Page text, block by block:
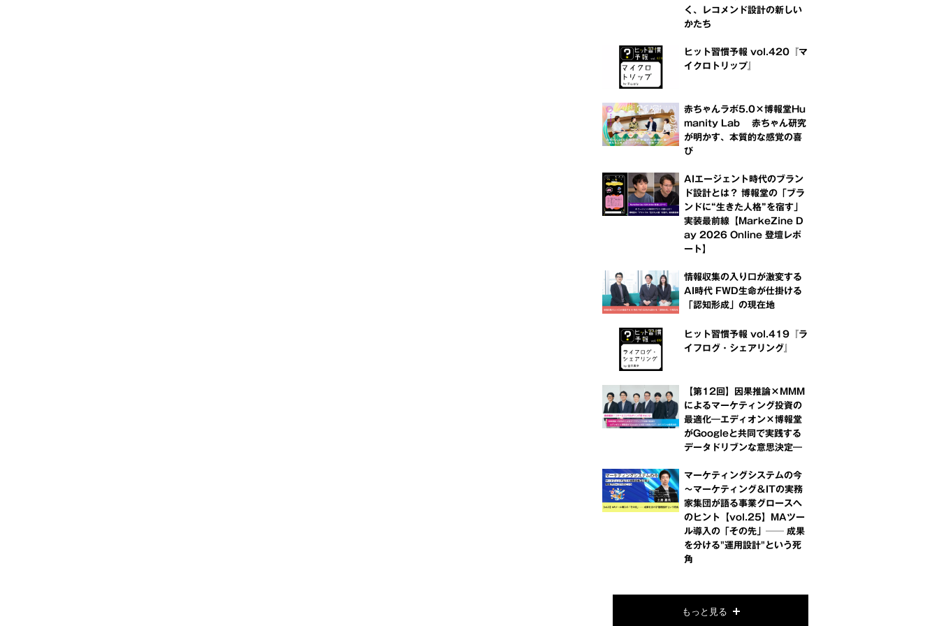
く、レコメンド設計の新しい
かたち
ヒット習慣予報 vol.420『マ
イクロトリップ』
赤ちゃんラボ5.0×博報堂Hu
manity Lab 赤ちゃん研究
が明かす、本質的な感覚の喜
び
AIエージェント時代のブラン
ド設計とは？ 博報堂の「ブラ
ンドに“生きた人格”を宿す」
実装最前線【MarkeZine D
ay 2026 Online 登壇レポ
ート】
情報収集の入り口が激変する
AI時代 FWD生命が仕掛ける
「認知形成」の現在地
ヒット習慣予報 vol.419『ラ
イフログ・シェアリング』
【第12回】因果推論×MMM
によるマーケティング投資の
最適化―エディオン×博報堂
がGoogleと共同で実践する
データドリブンな意思決定―
マーケティングシステムの今
～マーケティング＆ITの実務
家集団が語る事業グロースへ
のヒント【vol.25】MAツー
ル導入の「その先」── 成果
を分ける"運用設計"という死
角
もっと見る